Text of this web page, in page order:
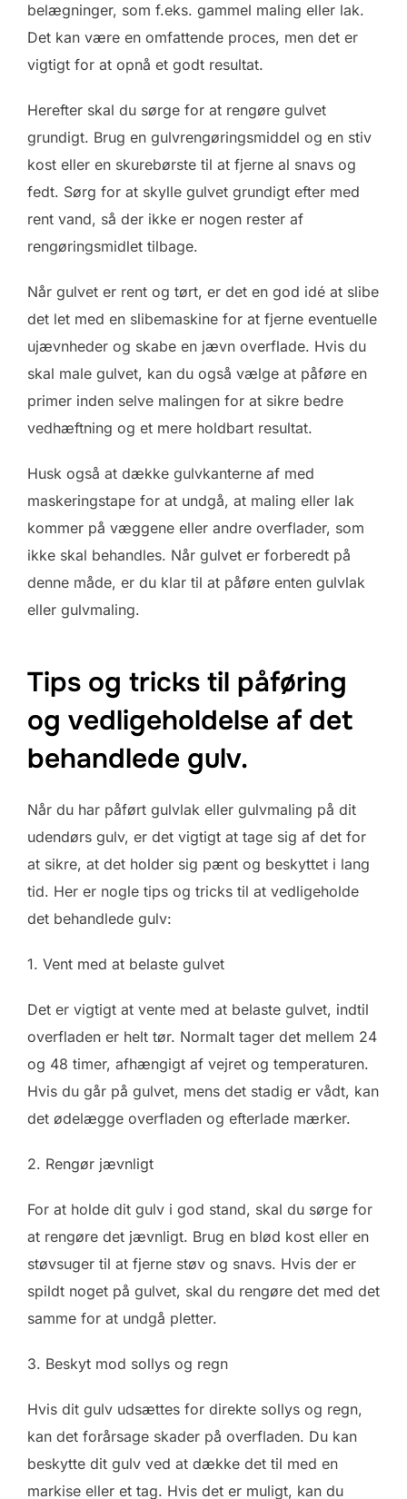
belægninger, som f.eks. gammel maling eller lak.
Det kan være en omfattende proces, men det er
vigtigt for at opnå et godt resultat.
Herefter skal du sørge for at rengøre gulvet
grundigt. Brug en gulvrengøringsmiddel og en stiv
kost eller en skurebørste til at fjerne al snavs og
fedt. Sørg for at skylle gulvet grundigt efter med
rent vand, så der ikke er nogen rester af
rengøringsmidlet tilbage.
Når gulvet er rent og tørt, er det en god idé at slibe
det let med en slibemaskine for at fjerne eventuelle
ujævnheder og skabe en jævn overflade. Hvis du
skal male gulvet, kan du også vælge at påføre en
primer inden selve malingen for at sikre bedre
vedhæftning og et mere holdbart resultat.
Husk også at dække gulvkanterne af med
maskeringstape for at undgå, at maling eller lak
kommer på væggene eller andre overflader, som
ikke skal behandles. Når gulvet er forberedt på
denne måde, er du klar til at påføre enten gulvlak
eller gulvmaling.
Tips og tricks til påføring
og vedligeholdelse af det
behandlede gulv.
Når du har påført gulvlak eller gulvmaling på dit
udendørs gulv, er det vigtigt at tage sig af det for
at sikre, at det holder sig pænt og beskyttet i lang
tid. Her er nogle tips og tricks til at vedligeholde
det behandlede gulv:
1. Vent med at belaste gulvet
Det er vigtigt at vente med at belaste gulvet, indtil
overfladen er helt tør. Normalt tager det mellem 24
og 48 timer, afhængigt af vejret og temperaturen.
Hvis du går på gulvet, mens det stadig er vådt, kan
det ødelægge overfladen og efterlade mærker.
2. Rengør jævnligt
For at holde dit gulv i god stand, skal du sørge for
at rengøre det jævnligt. Brug en blød kost eller en
støvsuger til at fjerne støv og snavs. Hvis der er
spildt noget på gulvet, skal du rengøre det med det
samme for at undgå pletter.
3. Beskyt mod sollys og regn
Hvis dit gulv udsættes for direkte sollys og regn,
kan det forårsage skader på overfladen. Du kan
beskytte dit gulv ved at dække det til med en
markise eller et tag. Hvis det er muligt, kan du